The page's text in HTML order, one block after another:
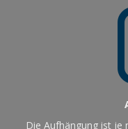
Die Aufhängung ist je